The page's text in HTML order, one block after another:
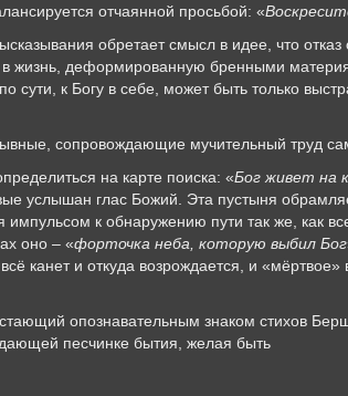
отчаянной просьбой: «
обретает смысл в идее, что
в жизнь, деформированную бренными
сути, к Богу в себе, может быть только
сопровождающие мучительный труд
на карте поиска: «Бог живет на
услышан глас Божий. Эта пустыня
импульсом к обнаружению пути так же, как
оно – «форточка неба, которую выбил Бог
канет и откуда возрождается, и
опознавательным знаком стихов
песчинке бытия, желая быть